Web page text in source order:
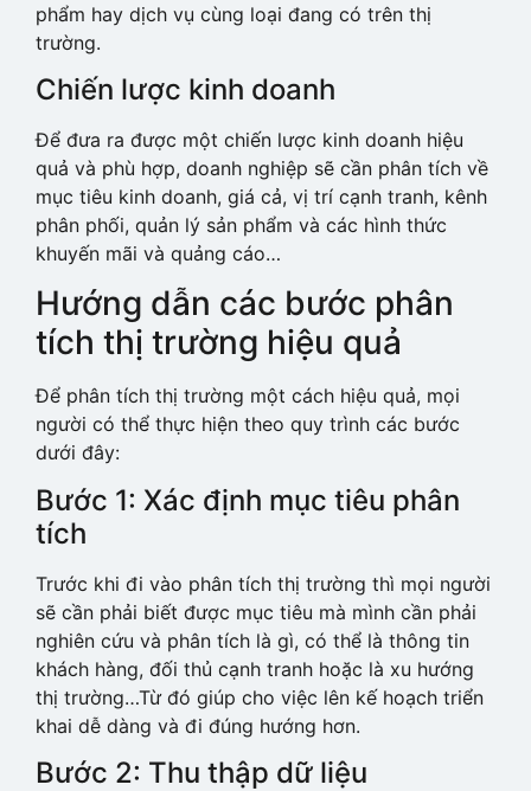
phẩm hay dịch vụ cùng loại đang có trên thị
trường.
Chiến lược kinh doanh
Để đưa ra được một chiến lược kinh doanh hiệu
quả và phù hợp, doanh nghiệp sẽ cần phân tích về
mục tiêu kinh doanh, giá cả, vị trí cạnh tranh, kênh
phân phối, quản lý sản phẩm và các hình thức
khuyến mãi và quảng cáo…
Hướng dẫn các bước phân
tích thị trường hiệu quả
Để phân tích thị trường một cách hiệu quả, mọi
người có thể thực hiện theo quy trình các bước
dưới đây:
Bước 1: Xác định mục tiêu phân
tích
Trước khi đi vào phân tích thị trường thì mọi người
sẽ cần phải biết được mục tiêu mà mình cần phải
nghiên cứu và phân tích là gì, có thể là thông tin
khách hàng, đối thủ cạnh tranh hoặc là xu hướng
thị trường…Từ đó giúp cho việc lên kế hoạch triển
khai dễ dàng và đi đúng hướng hơn.
Bước 2: Thu thập dữ liệu